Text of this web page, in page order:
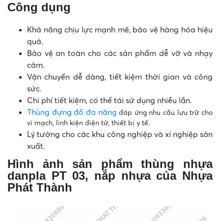
Công dụng
Khả năng chịu lực mạnh mẽ, bảo vệ hàng hóa hiệu
quả.
Bảo vệ an toàn cho các sản phẩm dễ vỡ và nhạy
cảm.
Vận chuyển dễ dàng, tiết kiệm thời gian và công
sức.
Chi phí tiết kiệm, có thể tái sử dụng nhiều lần.
Thùng đựng đồ đa năng đáp ứng nhu cầu lưu trữ cho
vi mạch, linh kiện điện tử, thiết bị y tế.
Lý tưởng cho các khu công nghiệp và xí nghiệp sản
xuất.
Hình ảnh sản phẩmthùng nhựa
danpla PT 03, nắp nhựa của Nhựa
Phát Thành